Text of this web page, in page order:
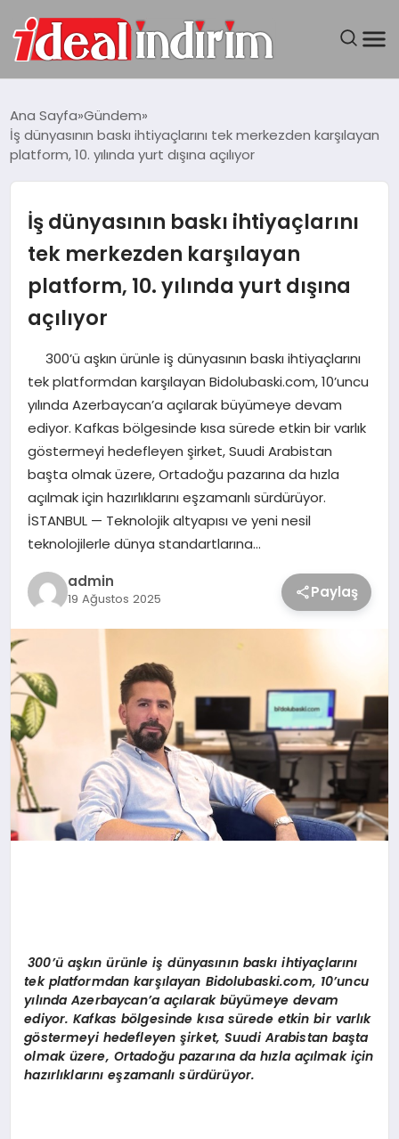
BILGISAYAR
SEYAHAT
TEKNOLOJI
YAŞAM
Ana Sayfa Gündem
İş dünyasının baskı ihtiyaçlarını tek merkezden karşılayan
platform, 10. yılında yurt dışına açılıyor
İş dünyasının baskı ihtiyaçlarını
tek merkezden karşılayan
platform, 10. yılında yurt dışına
açılıyor
300’ü aşkın ürünle iş dünyasının baskı ihtiyaçlarını
tek platformdan karşılayan Bidolubaski.com, 10’uncu
yılında Azerbaycan’a açılarak büyümeye devam
ediyor. Kafkas bölgesinde kısa sürede etkin bir varlık
göstermeyi hedefleyen şirket, Suudi Arabistan
başta olmak üzere, Ortadoğu pazarına da hızla
açılmak için hazırlıklarını eşzamanlı sürdürüyor.
İSTANBUL — Teknolojik altyapısı ve yeni nesil
teknolojilerle dünya standartlarına…
admin
19 Ağustos 2025 Paylaş
300’ü aşkın ürünle iş dünyasının baskı ihtiyaçlarını
tek platformdan karşılayan Bidolubaski.com, 10’uncu
yılında Azerbaycan’a açılarak büyümeye devam
ediyor. Kafkas bölgesinde kısa sürede etkin bir varlık
göstermeyi hedefleyen şirket, Suudi Arabistan başta
olmak üzere, Ortadoğu pazarına da hızla açılmak için
hazırlıklarını eşzamanlı sürdürüyor.